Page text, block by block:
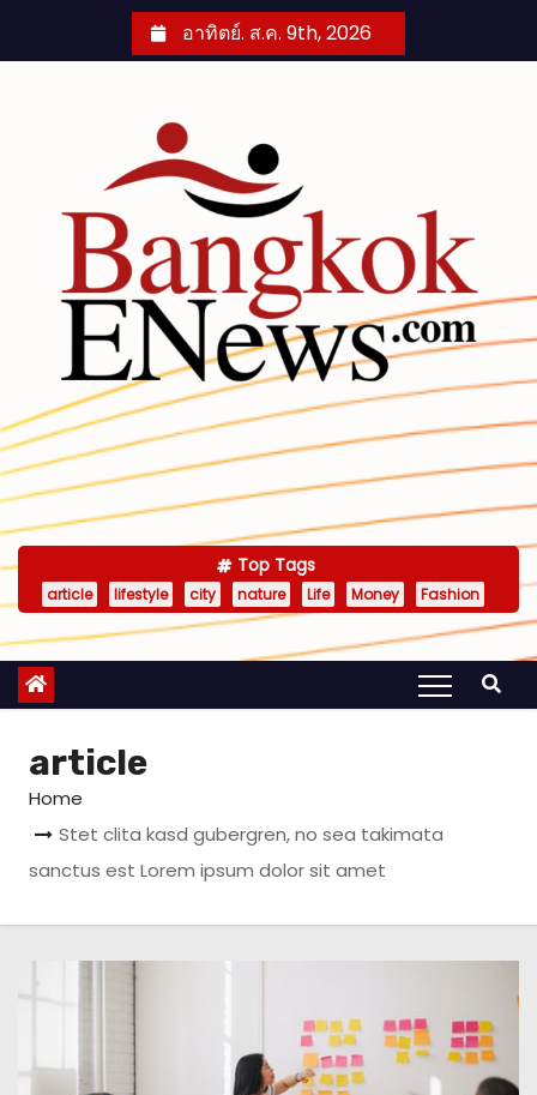
อาทิตย์. ส.ค. 9th, 2026
Top Tags
article lifestyle city nature Life Money Fashion
article
Home
Stet clita kasd gubergren, no sea takimata
sanctus est Lorem ipsum dolor sit amet